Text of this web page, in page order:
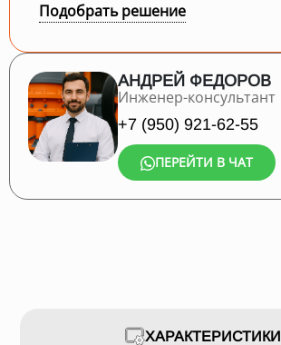
Подобрать решение
АНДРЕЙ ФЕДОРОВ
Инженер-консультант
+7 (950) 921-62-55
ПЕРЕЙТИ В ЧАТ
ХАРАКТЕРИСТИКИ